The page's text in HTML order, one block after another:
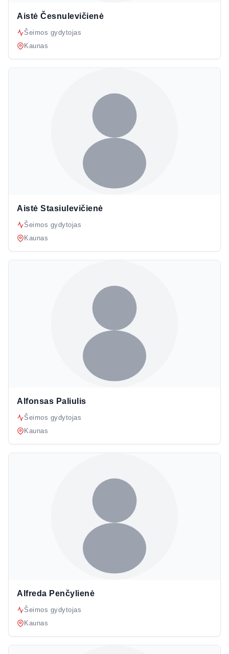
Aistė Česnulevičienė
Šeimos gydytojas
Kaunas
Aistė Stasiulevičienė
Šeimos gydytojas
Kaunas
Alfonsas Paliulis
Šeimos gydytojas
Kaunas
Alfreda Penčylienė
Šeimos gydytojas
Kaunas